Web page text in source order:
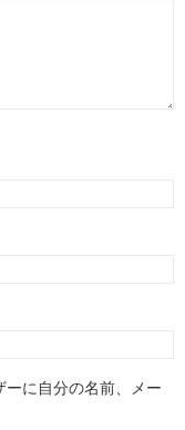
ーに自分の名前、メー